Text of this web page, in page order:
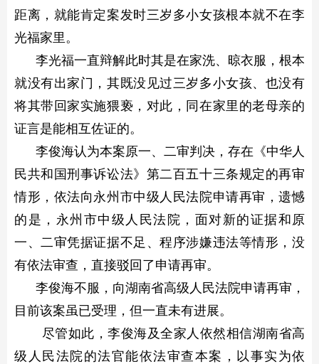
距离，就能肯定案发时三岁多小女孩根本就不在李
光福家里。
李光福一直辩解此时其是在家洗、晾衣服，根本
就没有出家门，其既没见过三岁多小女孩、也没有
将其带回家实施猥亵，对此，同在家里的老母亲的
证言是能相互佐证的。
李俊海认为本案原一、二审判决，存在《中华人
民共和国刑事诉讼法》第二百五十三条规定的再审
情形，依法向永州市中级人民法院申请再审，遗憾
的是，永州市中级人民法院，面对新的证据和原
一、二审凭据证据不足、程序涉嫌违法等情形，没
有依法审查，直接驳回了申请再审。
李俊海不服，向湖南省高级人民法院申请再审，
目前该案虽已受理，但一直未有进展。
尽管如此，李俊海及全家人依然相信湖南省高
级人民法院的法官能依法审查本案，以事实为依